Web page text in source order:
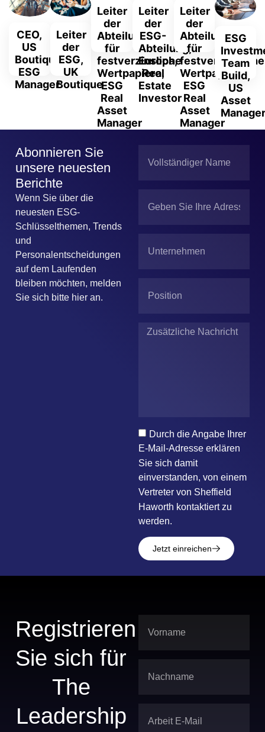
CEO,
US
Boutique
ESG
Manager
Leiter
der
ESG,
UK
Boutique
Leiter
der
Abteilung
für
festverzinsliche
Wertpapiere,
ESG
Real
Asset
Manager
Leiter
der
ESG-
Abteilung,
Europa,
Real
Estate
Investor
Leiter
der
Abteilung
für
festverzinsliche
Wertpapiere,
ESG
Real
Asset
Manager
ESG
Team
Build,
US
Asset
Abonnieren Sie
unsere neuesten
Berichte
Wenn Sie über die
neuesten ESG-
Schlüsselthemen, Trends
und
Personalentscheidungen
auf dem Laufenden
bleiben möchten, melden
Sie sich bitte hier an.
Durch die Angabe Ihrer
E-Mail-Adresse erklären
Sie sich damit
einverstanden, von einem
Vertreter von Sheffield
Haworth kontaktiert zu
werden.
Jetzt einreichen
Registrieren
Sie sich für
The
Leadership